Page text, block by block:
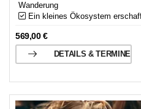
Wanderung
Ein kleines Ökosystem
569,00€
DETAILS & TERMINE